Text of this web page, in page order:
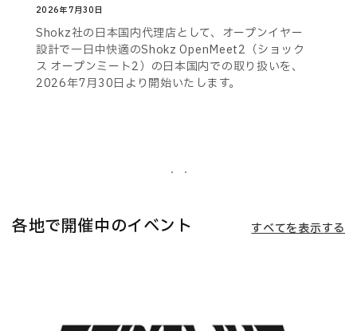
2026年7月30日
Shokz社の日本国内代理店として、オープンイヤー
設計で一日中快適のShokz OpenMeet2（ショック
ス オープンミート2）の日本国内での取り扱いを、
2026年7月30日より開始いたします。
各地で開催中のイベント すべてを表示する